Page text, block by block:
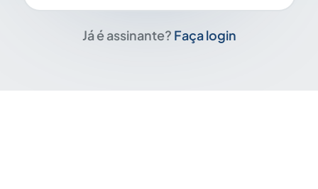
Já é assinante? Faça login